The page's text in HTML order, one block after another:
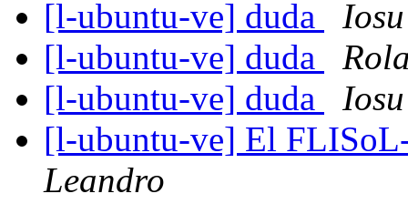
[l-ubuntu-ve] duda
[l-ubuntu-ve] duda
[l-ubuntu-ve] duda
[l-ubuntu-ve] El
Leandro